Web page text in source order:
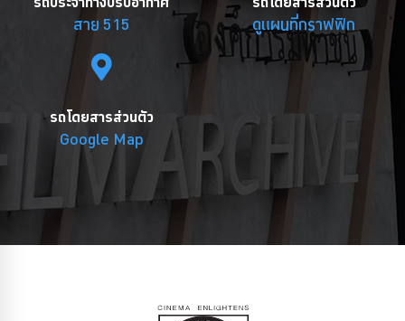
สาย 515 ดูแผนที่กราฟฟิก
รถโดยสารส่วนตัว
Google Map